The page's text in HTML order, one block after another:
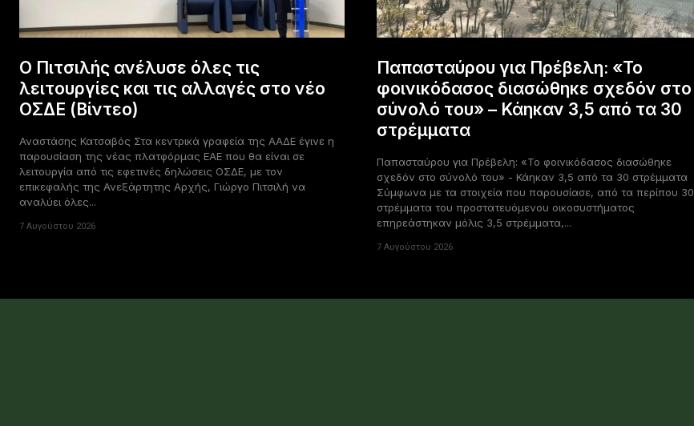
Ο Πιτσιλής ανέλυσε όλες τις
λειτουργίες και τις αλλαγές στο νέο
ΟΣΔΕ (Βίντεο)
Αναστάσης Κατσαβός Στα κεντρικά γραφεία της ΑΑΔΕ έγινε η
παρουσίαση της νέας πλατφόρμας ΕΑΕ που θα είναι σε
λειτουργία από τις εφετινές δηλώσεις ΟΣΔΕ, με τον
επικεφαλής της Ανεξάρτητης Αρχής, Γιώργο Πιτσιλή να
αναλύει όλες...
7 Αυγούστου 2026
Παπασταύρου για Πρέβελη: «Το
φοινικόδασος διασώθηκε σχεδόν στο
σύνολό του» – Κάηκαν 3,5 από τα 30
στρέμματα
Παπασταύρου για Πρέβελη: «Το φοινικόδασος διασώθηκε
σχεδόν στο σύνολό του» - Κάηκαν 3,5 από τα 30 στρέμματα
Σύμφωνα με τα στοιχεία που παρουσίασε, από τα περίπου 30
στρέμματα του προστατευόμενου οικοσυστήματος
επηρεάστηκαν μόλις 3,5 στρέμματα,...
7 Αυγούστου 2026